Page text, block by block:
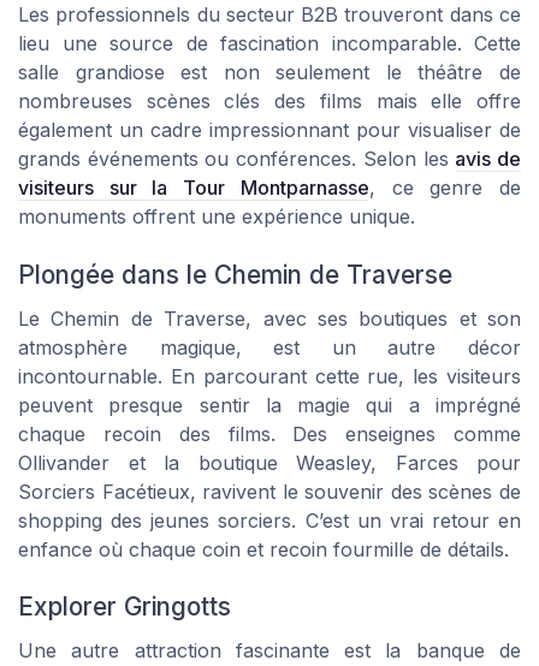
Les professionnels du secteur B2B trouveront dans ce
lieu une source de fascination incomparable. Cette
salle grandiose est non seulement le théâtre de
nombreuses scènes clés des films mais elle offre
également un cadre impressionnant pour visualiser de
grands événements ou conférences. Selon les avis de
visiteurs sur la Tour Montparnasse, ce genre de
monuments offrent une expérience unique.
Plongée dans le Chemin de Traverse
Le Chemin de Traverse, avec ses boutiques et son
atmosphère magique, est un autre décor
incontournable. En parcourant cette rue, les visiteurs
peuvent presque sentir la magie qui a imprégné
chaque recoin des films. Des enseignes comme
Ollivander et la boutique Weasley, Farces pour
Sorciers Facétieux, ravivent le souvenir des scènes de
shopping des jeunes sorciers. C’est un vrai retour en
enfance où chaque coin et recoin fourmille de détails.
Explorer Gringotts
Une autre attraction fascinante est la banque de